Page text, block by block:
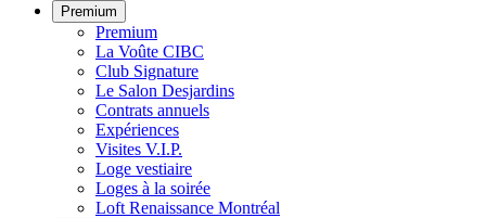
Premium
Premium
La Voûte CIBC
Club Signature
Le Salon Desjardins
Contrats annuels
Expériences
Visites V.I.P.
Loge vestiaire
Loges à la soirée
Loft Renaissance Montréal